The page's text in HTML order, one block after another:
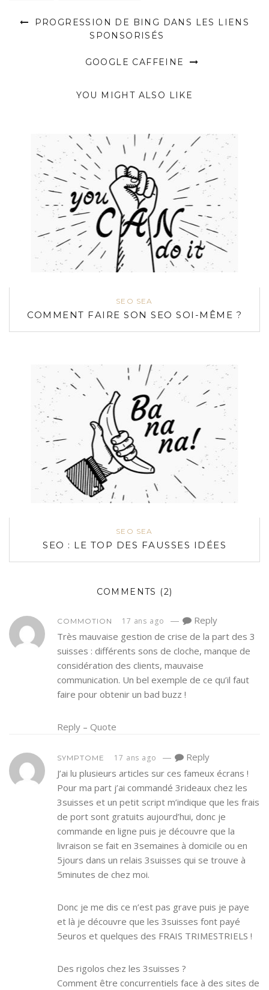
PROGRESSION DE BING DANS LES LIENS
SPONSORISÉS
GOOGLE CAFFEINE
YOU MIGHT ALSO LIKE
SEO SEA
COMMENT FAIRE SON SEO SOI-MÊME ?
SEO SEA
SEO : LE TOP DES FAUSSES IDÉES
COMMENTS (2)
COMMOTION 17 ans ago —
Reply
Très mauvaise gestion de crise de la part des 3
suisses : différents sons de cloche, manque de
considération des clients, mauvaise
communication. Un bel exemple de ce qu’il faut
faire pour obtenir un bad buzz !
Reply – Quote
SYMPTOME 17 ans ago —
Reply
J’ai lu plusieurs articles sur ces fameux écrans !
Pour ma part j’ai commandé 3rideaux chez les
3suisses et un petit script m’indique que les frais
de port sont gratuits aujourd’hui, donc je
commande en ligne puis je découvre que la
livraison se fait en 3semaines à domicile ou en
5jours dans un relais 3suisses qui se trouve à
5minutes de chez moi.
Donc je me dis ce n’est pas grave puis je paye
et là je découvre que les 3suisses font payé
5euros et quelques des FRAIS TRIMESTRIELS !
Des rigolos chez les 3suisses ?
Comment être concurrentiels face à des sites de